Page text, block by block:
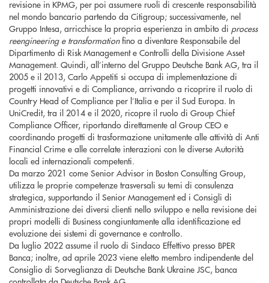
revisione in KPMG, per poi assumere ruoli di crescente responsabilità
nel mondo bancario partendo da Citigroup; successivamente, nel
Gruppo Intesa, arricchisce la propria esperienza in ambito di process
reengineering e transformationfino a diventare Responsabile del
Dipartimento di Risk Management e Controlli della Divisione Asset
Management. Quindi, all’interno del Gruppo Deutsche Bank AG, tra il
2005 e il 2013, Carlo Appetiti si occupa di implementazione di
progetti innovativi e di Compliance, arrivando a ricoprire il ruolo di
Country Head of Compliance per l’Italia e per il Sud Europa. In
UniCredit, tra il 2014 e il 2020, ricopre il ruolo di Group Chief
Compliance Officer, riportando direttamente al Group CEO e
coordinando progetti di trasformazione unitamente alle attività di Anti
Financial Crime e alle correlate interazioni con le diverse Autorità
locali ed internazionali competenti.
Da marzo 2021 come Senior Advisor in Boston Consulting Group,
utilizza le proprie competenze trasversali su temi di consulenza
strategica, supportando il Senior Management ed i Consigli di
Amministrazione dei diversi clienti nello sviluppo e nella revisione dei
propri modelli di Business congiuntamente alla identificazione ed
evoluzione dei sistemi di governance e controllo.
Da luglio 2022 assume il ruolo di Sindaco Effettivo presso BPER
Banca; inoltre, ad aprile 2023 viene eletto membro indipendente del
Consiglio di Sorveglianza di Deutsche Bank Ukraine JSC, banca